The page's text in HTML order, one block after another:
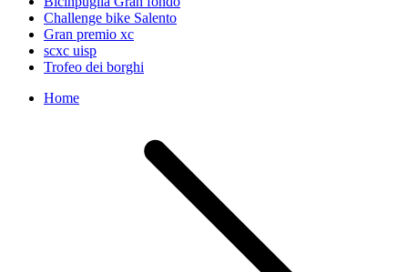
Challenge bike Salento
Gran premio xc
scxc uisp
Trofeo dei borghi
Home